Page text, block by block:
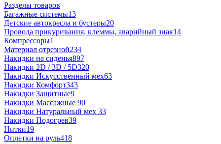
Разделы товаров
Багажные системы13
Детские автокресла и бустеры20
Провода прикуривания, клеммы, аварийный знак14
Компрессоры1
Материал отрезной234
Накидки на сиденья897
Накидки 2D / 3D / 5D320
Накидки Искусственный мех63
Накидки Комфорт343
Накидки Защитные9
Накидки Массажные 90
Накидки Натуральный мех 33
Накидки Подогрев39
Нитки19
Оплетки на руль418